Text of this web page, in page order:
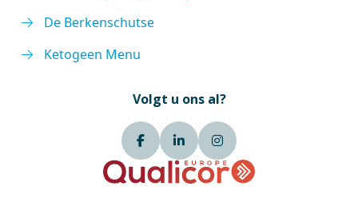
De Berkenschutse
Ketogeen Menu
Volgt u ons al?